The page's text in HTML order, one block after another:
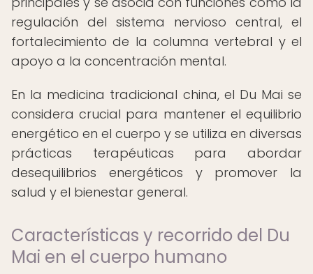
regulación del sistema nervioso central, el
fortalecimiento de la columna vertebral y el
apoyo a la concentración mental.
En la medicina tradicional china, el Du Mai se
considera crucial para mantener el equilibrio
energético en el cuerpo y se utiliza en diversas
prácticas terapéuticas para abordar
desequilibrios energéticos y promover la
salud y el bienestar general.
Características y recorrido del Du
Mai en el cuerpo humano